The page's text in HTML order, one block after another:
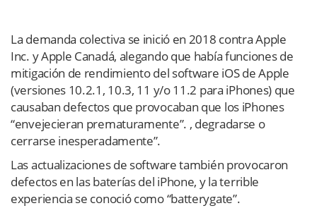
La demanda colectiva se inició en 2018 contra Apple
Inc. y Apple Canadá, alegando que había funciones de
mitigación de rendimiento del software iOS de Apple
(versiones 10.2.1, 10.3, 11 y/o 11.2 para iPhones) que
causaban defectos que provocaban que los iPhones
“envejecieran prematuramente”. , degradarse o
cerrarse inesperadamente”.
Las actualizaciones de software también provocaron
defectos en las baterías del iPhone, y la terrible
experiencia se conoció como “batterygate”.